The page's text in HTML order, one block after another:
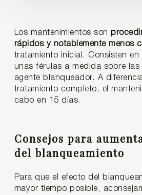
Los mantenimientos son
rápidos y notablemente menos
tratamiento inicial. Consisten
unas férulas a medida sobre las
agente blanqueador. A
tratamiento completo, el
cabo en 15 días.
Consejos para
del blanqueamiento
Para que el efecto del
mayor tiempo posible,